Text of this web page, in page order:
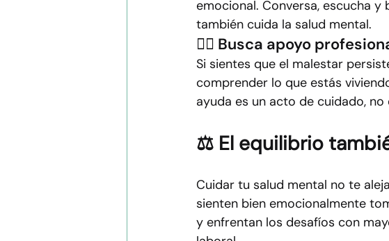
emocional. Conversa, escucha
también cuida la salud mental.
🧑‍⚕️ Busca apoyo
Si sientes que el malestar
comprender lo que estás
ayuda es un acto de cuidado, no
⚖️ El equilibrio
Cuidar tu salud mental no te
sienten bien emocionalmente
y enfrentan los desafíos con